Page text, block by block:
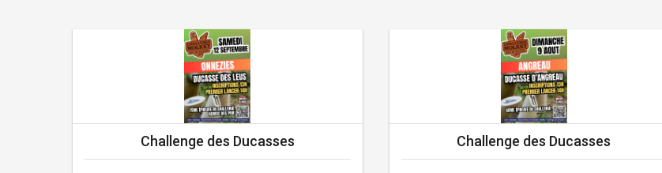
Challenge des Ducasses Challenge des Ducasses